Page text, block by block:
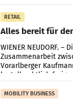
RETAIL
Alles bereit für
Albrecht setzt ab
WIENER NEUDORF. –
Zusammenarbeit
Vorarlberger
kartellrechtlich
Bundeskartellanwalt
MOBILITY BUSINESS